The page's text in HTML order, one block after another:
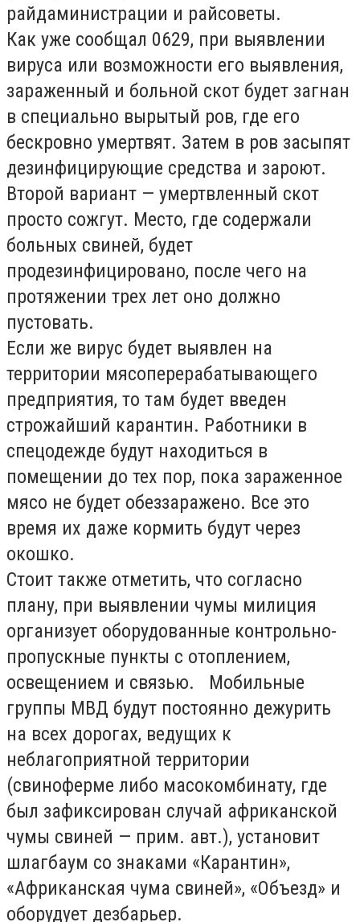
райдаминистрации и райсоветы.
Как уже сообщал 0629, при выявлении
вируса или возможности его выявления,
зараженный и больной скот будет загнан
в специально вырытый ров, где его
бескровно умертвят. Затем в ров засыпят
дезинфицирующие средства и зароют.
Второй вариант — умертвленный скот
просто сожгут. Место, где содержали
больных свиней, будет
продезинфицировано, после чего на
протяжении трех лет оно должно
пустовать.
Если же вирус будет выявлен на
территории мясоперерабатывающего
предприятия, то там будет введен
строжайший карантин. Работники в
спецодежде будут находиться в
помещении до тех пор, пока зараженное
мясо не будет обеззаражено. Все это
время их даже кормить будут через
окошко.
Стоит также отметить, что согласно
плану, при выявлении чумы милиция
организует оборудованные контрольно-
пропускные пункты с отоплением,
освещением и связью. Мобильные
группы МВД будут постоянно дежурить
на всех дорогах, ведущих к
неблагоприятной территории
(свиноферме либо масокомбинату, где
был зафиксирован случай африканской
чумы свиней — прим. авт.), установит
шлагбаум со знаками «Карантин»,
«Африканская чума свиней», «Объезд» и
оборудует дезбарьер.